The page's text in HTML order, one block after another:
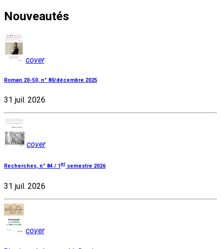
Nouveautés
cover
Roman 20-50, n° 80/décembre 2025
31 juil. 2026
cover
Recherches, n° 84 / 1er semestre 2026
31 juil. 2026
cover